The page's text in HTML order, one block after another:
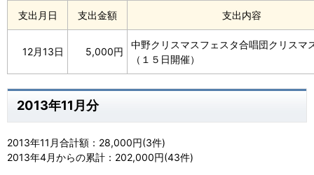
支出月日 支出金額 支出内容
12月13日 5,000円
中野クリスマスフェスタ合唱団クリスマ
（１５日開催）
2013年11月分
2013年11月合計額：28,000円(3件)
2013年4月からの累計：202,000円(43件)